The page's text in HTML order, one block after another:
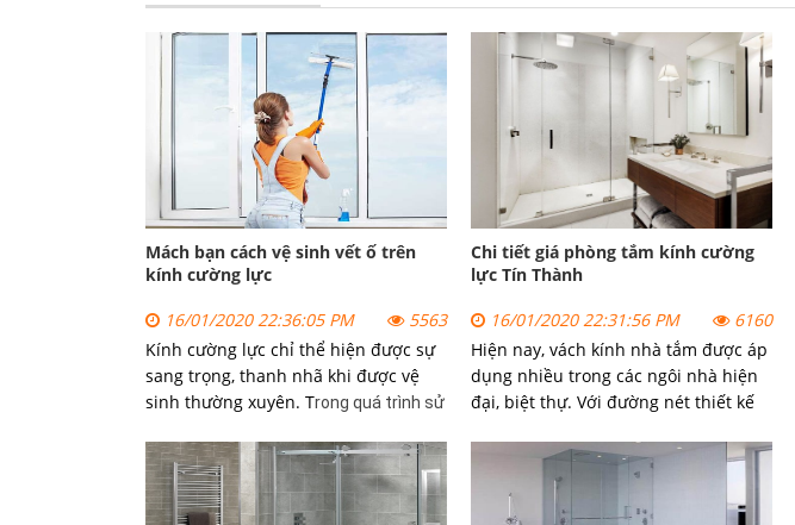
Mách bạn cách vệ sinh vết ố trên
kính cường lực
16/01/2020 22:36:05 PM
5563
Kính cường lực chỉ thể hiện được sự
sang trọng, thanh nhã khi được vệ
sinh thường xuyên. Trong quá trình sử
sinh cho kính cũng rất quan trọng.
Chi tiết giá phòng tắm kính cường
lực Tín Thành
16/01/2020 22:31:56 PM
6160
Hiện nay, vách kính nhà tắm được áp
dụng nhiều trong các ngôi nhà hiện
đại, biệt thự. Với đường nét thiết kế
mang lại những trải nghiệm thư giãn
khi sử vách kính phòng tắm.